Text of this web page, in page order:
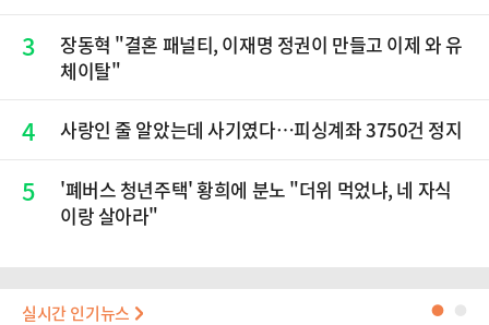
3
장동혁 "결혼 패널티, 이재명 정권이 만들고 이제 와 유
체이탈"
4 사랑인 줄 알았는데 사기였다…피싱계좌 3750건 정지
5
'폐버스 청년주택' 황희에 분노 "더위 먹었냐, 네 자식
이랑 살아라"
실시간 인기뉴스 ●